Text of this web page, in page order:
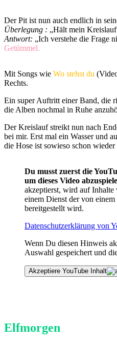
Der Pit ist nun auch endlich in
Überlegung : „Hält mein Kreislauf
Antwort: „Ich verstehe die Frage
Getümmel.
Mit Songs wie Wo stehst du
Rechts.
Ein super Auftritt einer Band, die
die Alben nochmal in Ruhe
Der Kreislauf streikt nun nach
bei mir. Erst mal ein Wasser und
die Hose ist sowieso schon wieder
Du musst zuerst die
um dieses Video
akzeptierst, wird auf
einem Dienst der von
bereitgestellt wird.
Datenschutzerklärung von
Wenn Du diesen Hinweis
Auswahl gespeichert und
Akzeptiere YouTube Inhalt
Elfmorgen